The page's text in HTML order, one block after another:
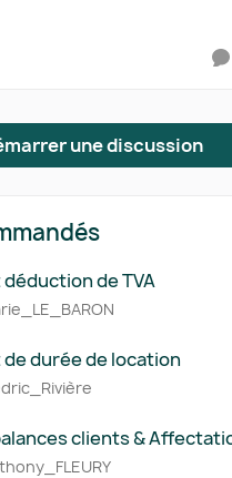
une discussion
de TVA
durée de location
clients &